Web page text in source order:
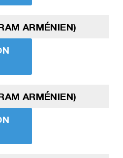
ARMÉNIEN)
ARMÉNIEN)